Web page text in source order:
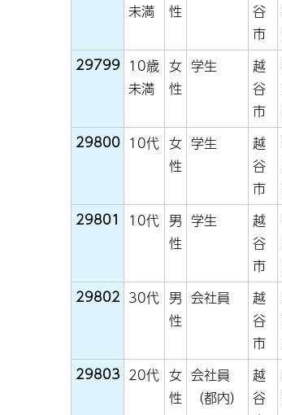
未満
性
谷
市
29799 10歳
未満
女
性
学生
越
谷
市
29800 10代 女
性
学生
越
谷
市
29801 10代 男
性
学生
越
谷
市
29802 30代 男
性
会社員
越
谷
市
29803 20代 女
性
会社員
（都内）
越
谷